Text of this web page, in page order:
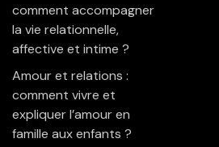
comment accompagner
la vie relationnelle,
affective et intime ?
Amour et relations :
comment vivre et
expliquer l’amour en
famille aux enfants ?